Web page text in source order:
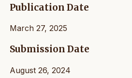
Publication Date
March 27, 2025
Submission Date
August 26, 2024